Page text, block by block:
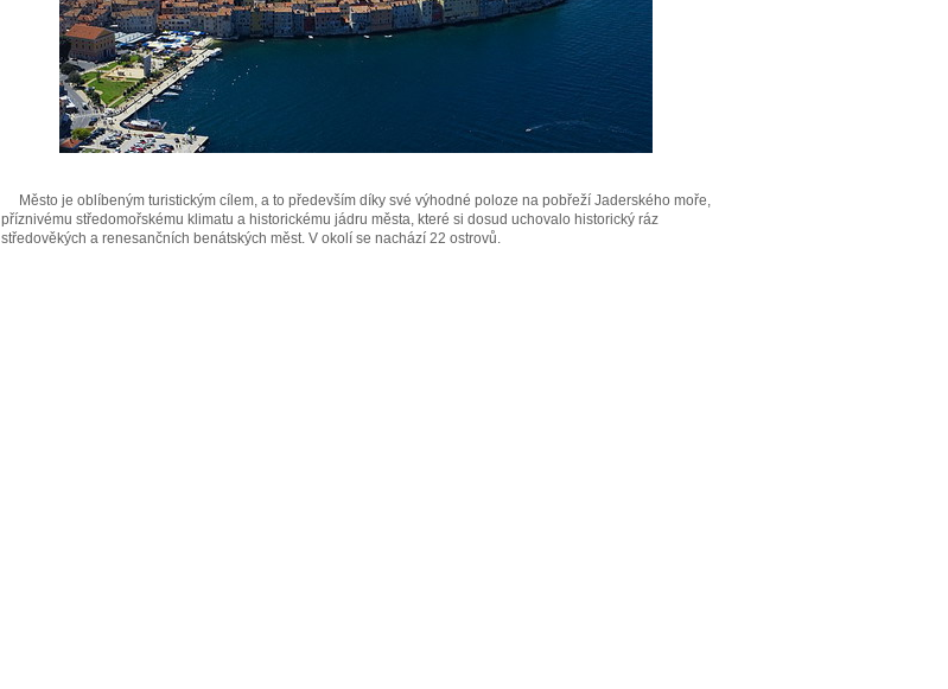
Město je oblíbeným turistickým cílem, a to především díky své výhodné poloze na pobřeží Jaderského moře,
příznivému středomořskému klimatu a historickému jádru města, které si dosud uchovalo historický ráz
středověkých a renesančních benátských měst. V okolí se nachází 22 ostrovů.